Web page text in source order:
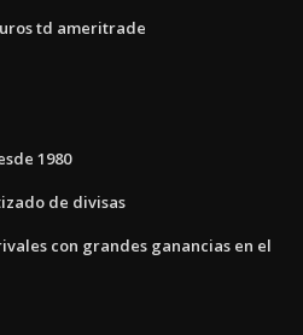
td ameritrade
1980
de divisas
con grandes ganancias en el